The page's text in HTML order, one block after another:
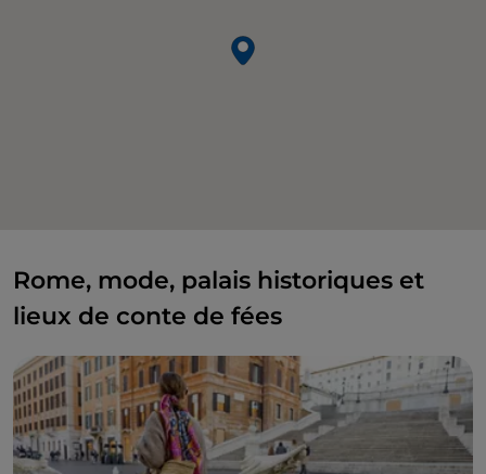
Rome, mode, palais historiques et
lieux de conte de fées